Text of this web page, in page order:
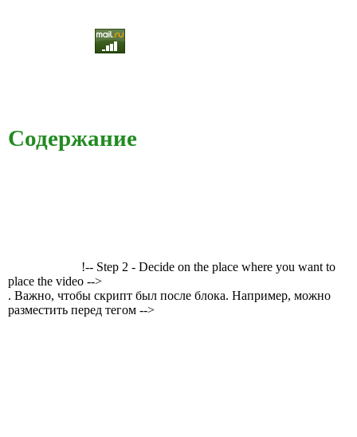
Содержание
!-- Step 2 - Decide on the place where you want to
place the video -->
. Важно, чтобы скрипт был после блока. Например, можно
разместить перед тегом -->